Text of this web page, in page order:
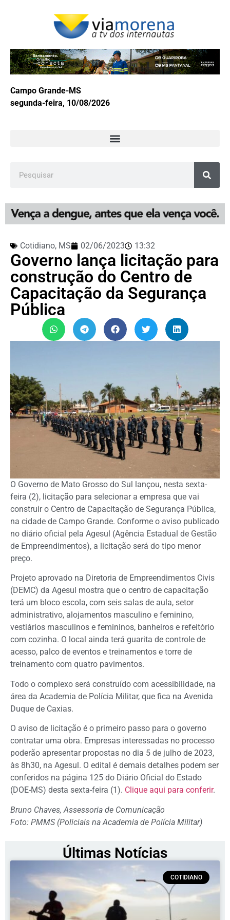
Campo Grande-MS
segunda-feira, 10/08/2026
Cotidiano, MS 02/06/2023 13:32
Governo lança licitação para
construção do Centro de
Capacitação da Segurança
Pública
O Governo de Mato Grosso do Sul lançou, nesta sexta-
feira (2), licitação para selecionar a empresa que vai
construir o Centro de Capacitação de Segurança Pública,
na cidade de Campo Grande. Conforme o aviso publicado
no diário oficial pela Agesul (Agência Estadual de Gestão
de Empreendimentos), a licitação será do tipo menor
preço.
Projeto aprovado na Diretoria de Empreendimentos Civis
(DEMC) da Agesul mostra que o centro de capacitação
terá um bloco escola, com seis salas de aula, setor
administrativo, alojamentos masculino e feminino,
vestiários masculinos e femininos, banheiros e refeitório
com cozinha. O local ainda terá guarita de controle de
acesso, palco de eventos e treinamentos e torre de
treinamento com quatro pavimentos.
Todo o complexo será construído com acessibilidade, na
área da Academia de Polícia Militar, que fica na Avenida
Duque de Caxias.
O aviso de licitação é o primeiro passo para o governo
contratar uma obra. Empresas interessadas no processo
poderão apresentar propostas no dia 5 de julho de 2023,
às 8h30, na Agesul. O edital é demais detalhes podem ser
conferidos na página 125 do Diário Oficial do Estado
(DOE-MS) desta sexta-feira (1). Clique aqui para conferir.
Bruno Chaves, Assessoria de Comunicação
Foto: PMMS (Policiais na Academia de Polícia Militar)
Últimas Notícias
COTIDIANO